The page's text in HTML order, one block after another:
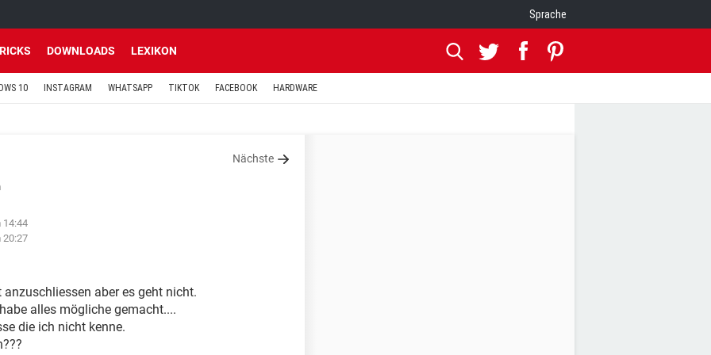
Sprache
DOWNLOADS LEXIKON
10 INSTAGRAM WHATSAPP TIKTOK FACEBOOK HARDWARE
Nächste
14:44
20:27
aber es geht nicht.
alles mögliche gemacht....
die ich nicht kenne.